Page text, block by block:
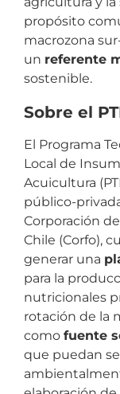
propósito
macrozona
un referente
sostenible.
Sobre el
El Programa
Local de
Acuicultura
público-
Corporación
Chile (Corfo),
generar una
para la
nutricionales
rotación de la
como fuente
que puedan